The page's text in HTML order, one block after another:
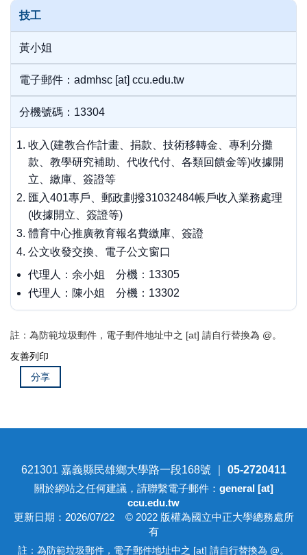
技工
黃小姐
電子郵件：admhsc [at] ccu.edu.tw
分機號碼：13304
收入(建教合作計畫、捐款、技術移轉金、專利分攤
款、教學研究補助、代收代付、各類回饋金等)收據開
立、繳庫、簽證等
匯入401專戶、郵政劃撥31032484帳戶收入業務處理
(收據開立、簽證等)
體育中心推廣教育報名費繳庫、簽證
公文收發交換、電子公文窗口
代理人：余小姐 分機：13305
代理人：陳小姐 分機：13302
註：為防範垃圾郵件，電子郵件地址中之 [at] 請自行替換為 @。
友善列印
分享
621301 嘉義縣民雄鄉大學路一段168號 ｜ 05-2720411
關於網站之任何建議，請聯繫電子郵件： general [at]
ccu.edu.tw
更新日期：2026/07/22 © 2022 版權為國立中正大學總務處所
有
註：為防範垃圾郵件，電子郵件地址中之 [at] 請自行替換為 @。